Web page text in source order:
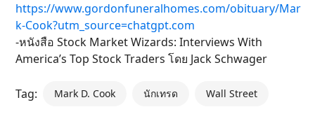
https://www.gordonfuneralhomes.com/obituary/Mar
k-Cook?utm_source=chatgpt.com
-หนังสือ Stock Market Wizards: Interviews With
America’s Top Stock Traders โดย Jack Schwager
Tag: Mark D. Cook นักเทรด Wall Street